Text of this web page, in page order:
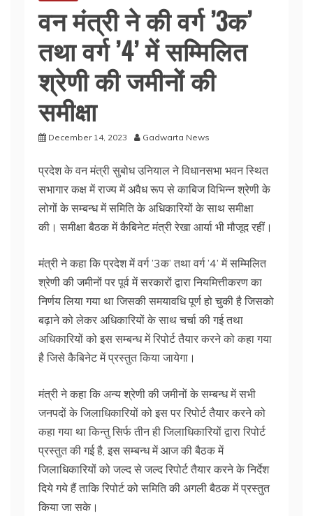
वन मंत्री ने की वर्ग ’3क’
तथा वर्ग ’4’ में सम्मिलित
श्रेणी की जमीनों की
समीक्षा
December 14, 2023 Gadwarta News
प्रदेश के वन मंत्री सुबोध उनियाल ने विधानसभा भवन स्थित
सभागार कक्ष में राज्य में अवैध रूप से काबिज विभिन्न श्रेणी के
लोगों के सम्बन्ध में समिति के अधिकारियों के साथ समीक्षा
की। समीक्षा बैठक में कैबिनेट मंत्री रेखा आर्या भी मौजूद रहीं।
मंत्री ने कहा कि प्रदेश में वर्ग ’3क’ तथा वर्ग ’4’ में सम्मिलित
श्रेणी की जमीनों पर पूर्व में सरकारों द्वारा नियमित्तीकरण का
निर्णय लिया गया था जिसकी समयावधि पूर्ण हो चुकी है जिसको
बढ़ाने को लेकर अधिकारियों के साथ चर्चा की गई तथा
अधिकारियों को इस सम्बन्ध में रिपोर्ट तैयार करने को कहा गया
है जिसे कैबिनेट में प्रस्तुत किया जायेगा।
मंत्री ने कहा कि अन्य श्रेणी की जमीनों के सम्बन्ध में सभी
जनपदों के जिलाधिकारियों को इस पर रिपोर्ट तैयार करने को
कहा गया था किन्तु सिर्फ तीन ही जिलाधिकारियों द्वारा रिपोर्ट
प्रस्तुत की गई है, इस सम्बन्ध में आज की बैठक में
जिलाधिकारियों को जल्द से जल्द रिपोर्ट तैयार करने के निर्देश
दिये गये हैं ताकि रिपोर्ट को समिति की अगली बैठक में प्रस्तुत
किया जा सके।